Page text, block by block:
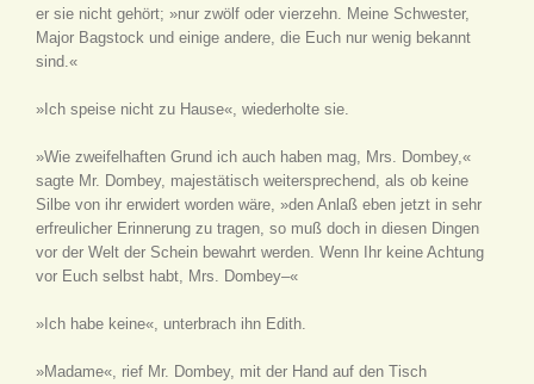
er sie nicht gehört; »nur zwölf oder vierzehn. Meine Schwester,
Major Bagstock und einige andere, die Euch nur wenig bekannt
sind.«
»Ich speise nicht zu Hause«, wiederholte sie.
»Wie zweifelhaften Grund ich auch haben mag, Mrs. Dombey,«
sagte Mr. Dombey, majestätisch weitersprechend, als ob keine
Silbe von ihr erwidert worden wäre, »den Anlaß eben jetzt in sehr
erfreulicher Erinnerung zu tragen, so muß doch in diesen Dingen
vor der Welt der Schein bewahrt werden. Wenn Ihr keine Achtung
vor Euch selbst habt, Mrs. Dombey–«
»Ich habe keine«, unterbrach ihn Edith.
»Madame«, rief Mr. Dombey, mit der Hand auf den Tisch